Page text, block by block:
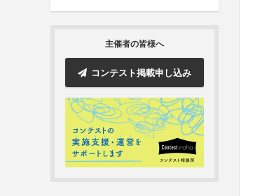
主催者の皆様へ
コンテスト掲載申し込み